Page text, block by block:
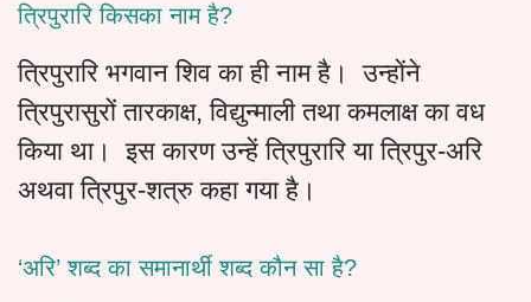
त्रिपुरारि किसका नाम है?
त्रिपुरारि भगवान शिव का ही नाम है। उन्होंने
त्रिपुरासुरों तारकाक्ष, विद्युन्माली तथा कमलाक्ष का वध
किया था। इस कारण उन्हें त्रिपुरारि या त्रिपुर-अरि
अथवा त्रिपुर-शत्रु कहा गया है।
‘अरि’ शब्द का समानार्थी शब्द कौन सा है?